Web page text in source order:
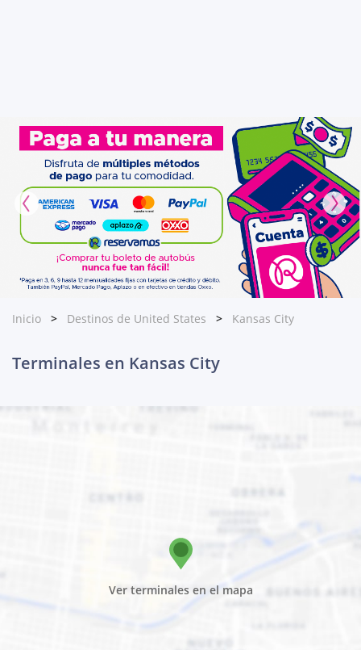
Inicio Destinos de United States Kansas City
Terminales en Kansas City
Ver terminales en el mapa